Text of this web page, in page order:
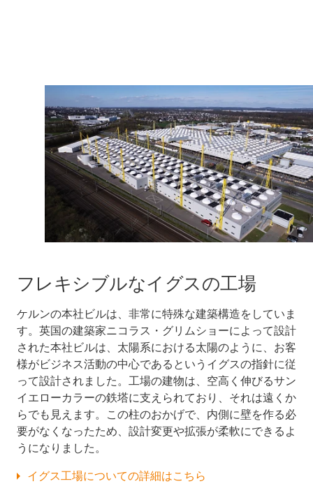
フレキシブルなイグスの工場
ケルンの本社ビルは、非常に特殊な建築構造をしていま
す。英国の建築家ニコラス・グリムショーによって設計
された本社ビルは、太陽系における太陽のように、お客
様がビジネス活動の中心であるというイグスの指針に従
って設計されました。工場の建物は、空高く伸びるサン
イエローカラーの鉄塔に支えられており、それは遠くか
らでも見えます。この柱のおかげで、内側に壁を作る必
要がなくなったため、設計変更や拡張が柔軟にできるよ
うになりました。
イグス工場についての詳細はこちら